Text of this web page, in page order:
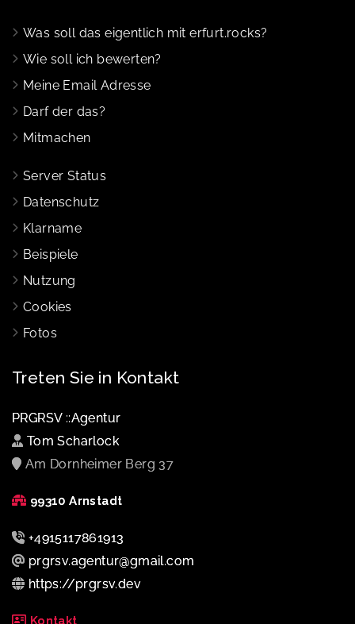
Was soll das eigentlich mit erfurt.rocks?
Wie soll ich bewerten?
Meine Email Adresse
Darf der das?
Mitmachen
Server Status
Datenschutz
Klarname
Beispiele
Nutzung
Cookies
Fotos
Treten Sie in Kontakt
PRGRSV ::Agentur
Tom Scharlock
Am Dornheimer Berg 37
99310 Arnstadt
+4915117861913
prgrsv.agentur@gmail.com
https://prgrsv.dev
Kontakt